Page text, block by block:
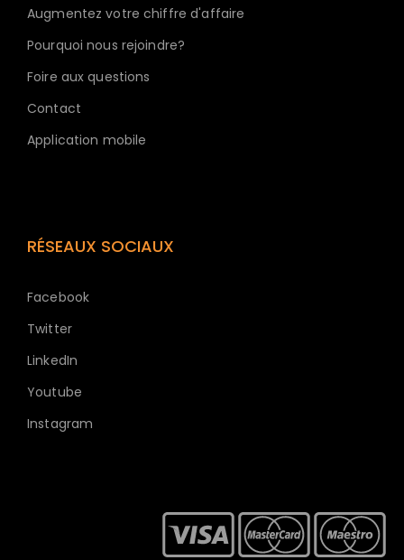
Augmentez votre chiffre d'affaire
Pourquoi nous rejoindre?
Foire aux questions
Contact
Application mobile
RÉSEAUX SOCIAUX
Facebook
Twitter
LinkedIn
Youtube
Instagram